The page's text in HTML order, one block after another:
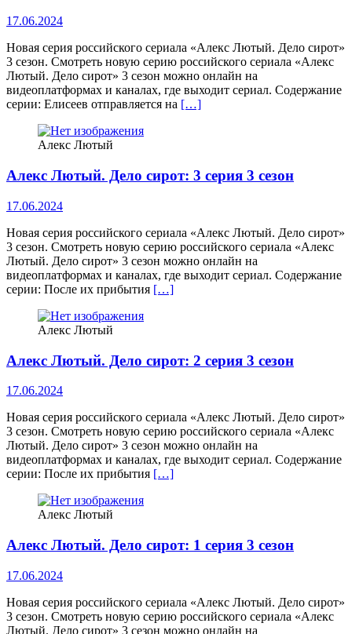
17.06.2024
Новая серия российского сериала «Алекс Лютый. Дело сирот»
3 сезон. Смотреть новую серию российского сериала «Алекс
Лютый. Дело сирот» 3 сезон можно онлайн на
видеоплатформах и каналах, где выходит сериал. Содержание
серии: Елисеев отправляется на […]
Алекс Лютый
Алекс Лютый. Дело сирот: 3 серия 3 сезон
17.06.2024
Новая серия российского сериала «Алекс Лютый. Дело сирот»
3 сезон. Смотреть новую серию российского сериала «Алекс
Лютый. Дело сирот» 3 сезон можно онлайн на
видеоплатформах и каналах, где выходит сериал. Содержание
серии: После их прибытия […]
Алекс Лютый
Алекс Лютый. Дело сирот: 2 серия 3 сезон
17.06.2024
Новая серия российского сериала «Алекс Лютый. Дело сирот»
3 сезон. Смотреть новую серию российского сериала «Алекс
Лютый. Дело сирот» 3 сезон можно онлайн на
видеоплатформах и каналах, где выходит сериал. Содержание
серии: После их прибытия […]
Алекс Лютый
Алекс Лютый. Дело сирот: 1 серия 3 сезон
17.06.2024
Новая серия российского сериала «Алекс Лютый. Дело сирот»
3 сезон. Смотреть новую серию российского сериала «Алекс
Лютый. Дело сирот» 3 сезон можно онлайн на